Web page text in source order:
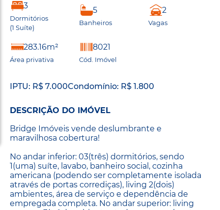
3
Dormitórios
(1 Suíte)
5
Banheiros
2
Vagas
283.16m²
Área privativa
8021
Cód. Imóvel
IPTU: R$ 7.000Condomínio: R$ 1.800
DESCRIÇÃO DO IMÓVEL
Bridge Imóveis vende deslumbrante e
maravilhosa cobertura!
No andar inferior: 03(três) dormitórios, sendo
1(uma) suíte, lavabo, banheiro social, cozinha
americana (podendo ser completamente isolada
através de portas corrediças), living 2(dois)
ambientes, área de serviço e dependência de
empregada completa. No andar superior: living